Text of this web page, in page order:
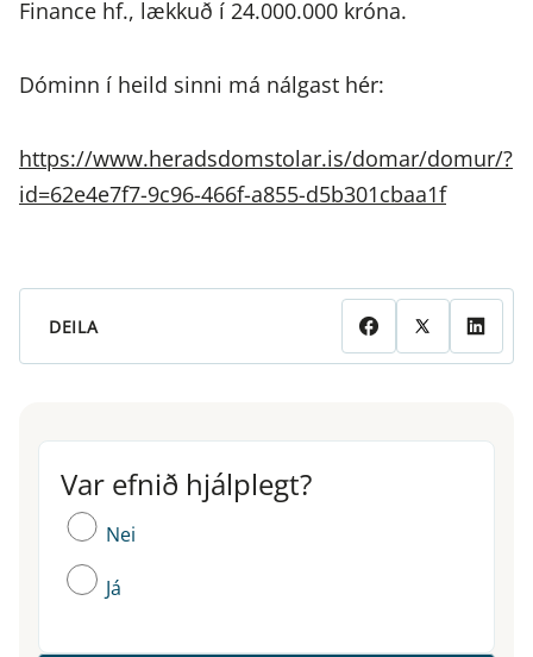
Finance hf., lækkuð í 24.000.000 króna.
Dóminn í heild sinni má nálgast hér:
https://www.heradsdomstolar.is/domar/domur/?
id=62e4e7f7-9c96-466f-a855-d5b301cbaa1f
DEILA
Var efnið hjálplegt?
Var efnið hjálplegt?
Nei
Já